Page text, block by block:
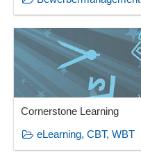
Cornerstone Learning
eLearning, CBT, WBT